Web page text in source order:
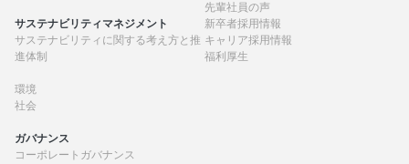
サステナビリティマネジメント
サステナビリティに関する考え方と推
進体制
環境
社会
ガバナンス
コーポレートガバナンス
先輩社員の声
新卒者採用情報
キャリア採用情報
福利厚生